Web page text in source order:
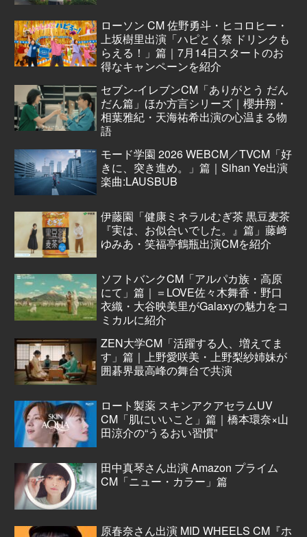
ローソン CM 佐野勇斗・ヒコロヒー・
上坂樹里出演「ハピとく祭 ドリンクも
らえる！」篇｜7月14日スタートのお
得なキャンペーンを紹介
セブン‐イレブンCM「ありがとう だん
だん篇」ほか方言シリーズ｜櫻井翔・
相葉雅紀・天海祐希出演の心温まる物
語
モード学園 2026 WEBCM／TVCM「好
きに、突き進め。」篇｜Sihan Ye出演
楽曲:LAUSBUB
伊藤園「健康ミネラルむぎ茶 黒豆麦茶
『実は、お似合いでした。』篇」藤﨑
ゆみあ・笑福亭鶴瓶出演CMを紹介
ソフトバンクCM「アルパカ族・高原
にて」篇｜＝LOVE佐々木舞香・野口
衣織・大谷映美里がGalaxyの魅力をコ
ミカルに紹介
ZEN大学CM「活躍する人、増えてま
す」篇｜上野愛咲美・上野梨紗姉妹が
囲碁界最高峰の舞台で共演
ロート製薬 スキンアクアセラムUV
CM「肌にいいこと」篇｜橋本環奈×山
田涼介の“うるおい習慣”
田中真琴さん出演 Amazon プライム
CM「ニュー・カラー」篇
原春奈さん出演 MID WHEELS CM『ホ